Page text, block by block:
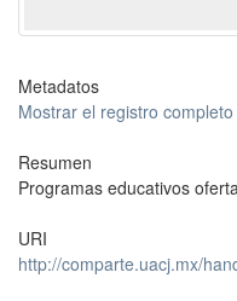
Metadatos
Mostrar el registro
Resumen
Programas educativos
URI
http://comparte.uacj.mx/